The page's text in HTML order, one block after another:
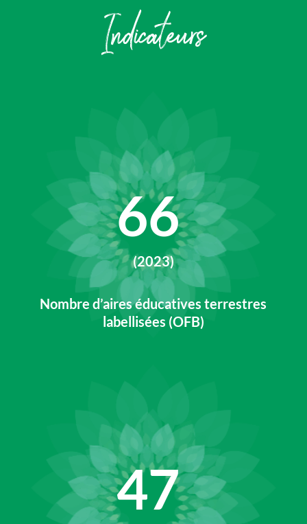
Indicateurs
66
(2023)
Nombre d’aires éducatives terrestres
labellisées (OFB)
47